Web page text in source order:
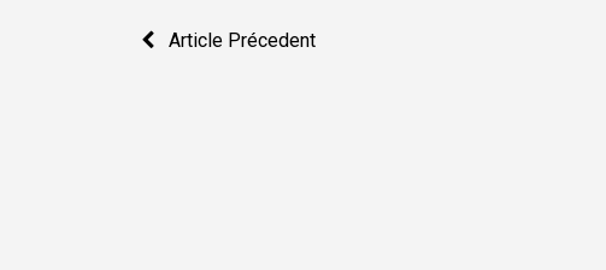
Navigation
Article Précedent